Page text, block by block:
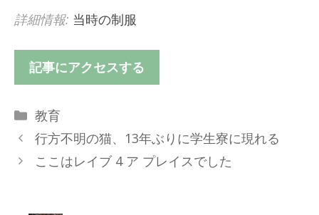
詳細情報: 当時の制服
記事にアクセスする
カ
テ
ゴ
リ
教育
行方不明の猫、13年ぶりに学生寮に現れる
ここはレイブ 4 ア プレイスでした